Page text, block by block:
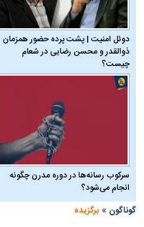
دوئل امنیت | پشت پرده حضور همزمان
ذوالقدر و محسن رضایی در شعام
چیست؟
سرکوب رسانه‌ها در دوره مدرن چگونه
انجام می‌شود؟
گوناگون »برگزیده